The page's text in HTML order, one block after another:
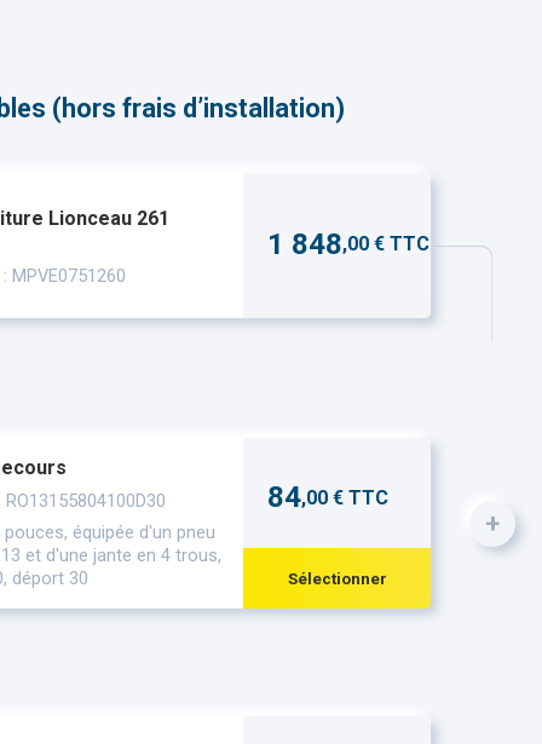
(hors frais d’installation)
Lionceau 261
MPVE0751260
1 848,00 € TTC
+
pouces, équipée d'un pneu
et d'une jante en 4 trous,
déport 30
84,00 € TTC
Sélectionner